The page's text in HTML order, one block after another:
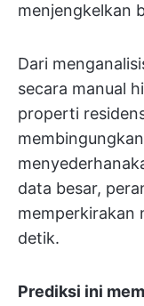
menjengkelkan
Dari
secara manual
properti
data besar,
memperkirakan
detik.
Prediksi ini